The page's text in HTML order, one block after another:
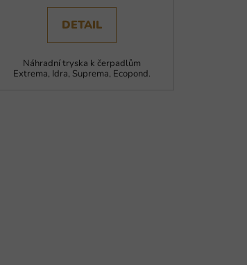
DETAIL
Náhradní tryska k čerpadlům
Extrema, Idra, Suprema, Ecopond.